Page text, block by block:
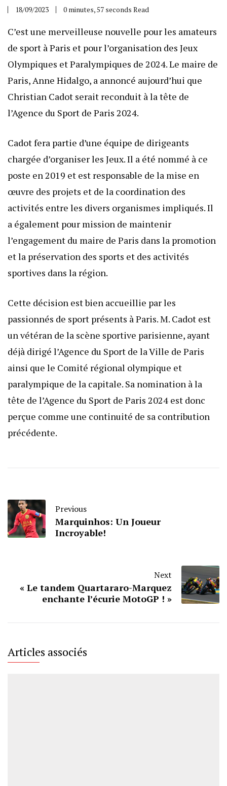
18/09/2023 0 minutes, 57 seconds Read
C’est une merveilleuse nouvelle pour les amateurs
de sport à Paris et pour l’organisation des Jeux
Olympiques et Paralympiques de 2024. Le maire de
Paris, Anne Hidalgo, a annoncé aujourd’hui que
Christian Cadot serait reconduit à la tête de
l’Agence du Sport de Paris 2024.
Cadot fera partie d’une équipe de dirigeants
chargée d’organiser les Jeux. Il a été nommé à ce
poste en 2019 et est responsable de la mise en
œuvre des projets et de la coordination des
activités entre les divers organismes impliqués. Il
a également pour mission de maintenir
l’engagement du maire de Paris dans la promotion
et la préservation des sports et des activités
sportives dans la région.
Cette décision est bien accueillie par les
passionnés de sport présents à Paris. M. Cadot est
un vétéran de la scène sportive parisienne, ayant
déjà dirigé l’Agence du Sport de la Ville de Paris
ainsi que le Comité régional olympique et
paralympique de la capitale. Sa nomination à la
tête de l’Agence du Sport de Paris 2024 est donc
perçue comme une continuité de sa contribution
précédente.
Previous
Marquinhos: Un Joueur
Incroyable!
Next
« Le tandem Quartararo-Marquez
enchante l’écurie MotoGP ! »
Articles associés